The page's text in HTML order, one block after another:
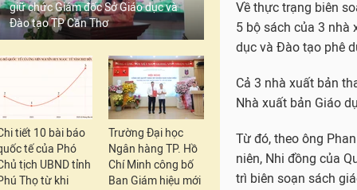
giữ chức Giám đốc Sở Giáo dục và
Đào tạo TP Cần Thơ
tiết 10 bài báo
tế của Phó
tịch UBND tỉnh
Thọ từ khi
Trường Đại học
Ngân hàng TP. Hồ
Chí Minh công bố
Ban Giám hiệu mới